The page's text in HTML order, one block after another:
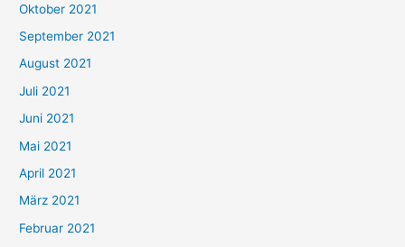
n
n
a
c
h
:
Oktober 2021
September 2021
August 2021
Juli 2021
Juni 2021
Mai 2021
April 2021
März 2021
Februar 2021